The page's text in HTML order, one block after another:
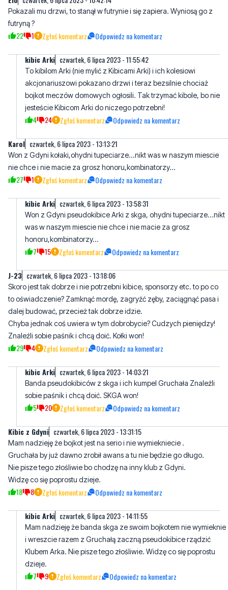
Pokazali mu drzwi, to stanął w futrynie i się zapiera. Wyniosą go z
futryną ?
22 1 Zgłoś komentarz Odpowiedz na komentarz
kibic Arki czwartek, 6 lipca 2023 - 11:55:42
To kibilom Arki (nie mylić z Kibicami Arki) i ich kolesiowi
akcjonariuszowi pokazano drzwi i teraz bezsilnie chociaż
bojkot meczów domowych ogłosili. Tak trzymać kibole, bo nie
jesteście Kibicom Arki do niczego potrzebni!
4 24 Zgłoś komentarz Odpowiedz na komentarz
Karol czwartek, 6 lipca 2023 - 13:13:21
Won z Gdyni kołaki,ohydni tupeciarze...nikt was w naszym miescie
nie chce i nie macie za grosz honoru,kombinatorzy...
27 1 Zgłoś komentarz Odpowiedz na komentarz
kibic Arki czwartek, 6 lipca 2023 - 13:58:31
Won z Gdyni pseudokibice Arki z skga, ohydni tupeciarze...nikt
was w naszym miescie nie chce i nie macie za grosz
honoru,kombinatorzy...
7 15 Zgłoś komentarz Odpowiedz na komentarz
J-23 czwartek, 6 lipca 2023 - 13:18:06
Skoro jest tak dobrze i nie potrzebni kibice, sponsorzy etc. to po co
to oświadczenie? Zamknąć mordę, zagryźć zęby, zaciągnąć pasa i
dalej budować, przecież tak dobrze idzie.
Chyba jednak coś uwiera w tym dobrobycie? Cudzych pieniędzy!
Znaleźli sobie paśnik i chcą doić. Kołki won!
29 4 Zgłoś komentarz Odpowiedz na komentarz
kibic Arki czwartek, 6 lipca 2023 - 14:03:21
Banda pseudokibiców z skga i ich kumpel Gruchała Znaleźli
sobie paśnik i chcą doić. SKGA won!
5 20 Zgłoś komentarz Odpowiedz na komentarz
Kibic z Gdyni czwartek, 6 lipca 2023 - 13:31:15
Mam nadzieję że bojkot jest na serio i nie wymiekniecie .
Gruchała by już dawno zrobił awans a tu nie będzie go długo.
Nie pisze tego złośliwie bo chodzę na inny klub z Gdyni.
Widzę co się poprostu dzieje.
18 8 Zgłoś komentarz Odpowiedz na komentarz
kibic Arki czwartek, 6 lipca 2023 - 14:11:55
Mam nadzieję że banda skga ze swoim bojkotem nie wymieknie
i wreszcie razem z Gruchałą zaczną pseudokibice rządzić
Klubem Arka. Nie pisze tego złośliwie. Widzę co się poprostu
dzieje.
7 9 Zgłoś komentarz Odpowiedz na komentarz